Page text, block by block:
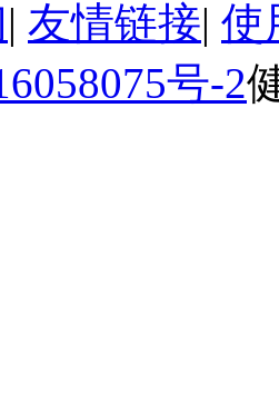
| 友情链接| 使
号-2